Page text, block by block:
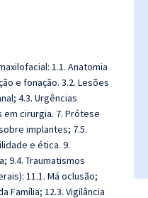
1.1. Anatomia
e fonação. 3.2. Lesões
4.3. Urgências
cirurgia. 7. Prótese
implantes; 7.5.
e ética. 9.
9.4. Traumatismos
11.1. Má oclusão;
Família; 12.3. Vigilância